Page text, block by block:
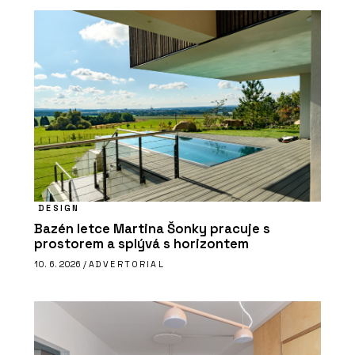
DESIGN
Bazén letce Martina Šonky pracuje s
prostorem a splývá s horizontem
10. 6. 2026 / ADVERTORIAL